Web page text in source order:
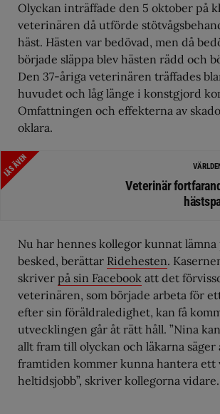
Olyckan inträffade den 5 oktober på
veterinären då utförde
häst. Hästen var bedövad, men då
började släppa blev hästen rädd och
Den 37-åriga veterinären träffades
huvudet och låg länge i konstgjord
Omfattningen och effekterna av
oklara.
LÄS ÄVEN
Veterinär
Nu har hennes kollegor kunnat
besked, berättar Ridehesten.
skriver på sin Facebook att det
veterinären, som började arbeta för
efter sin föräldraledighet, kan få
utvecklingen går åt rätt håll. ”Nina
allt fram till olyckan och läkarna säger
framtiden kommer kunna hantera ett
heltidsjobb”, skriver kollegorna vidare.